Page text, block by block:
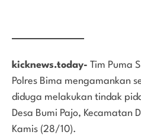
kicknews.today- Tim Puma
Polres Bima mengamankan
diduga melakukan tindak
Desa Bumi Pajo, Kecamatan
Kamis (28/10).